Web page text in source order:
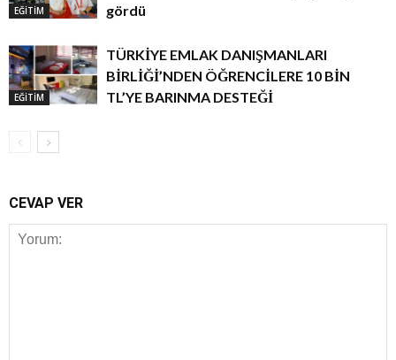
EĞİTİM
gördü
EĞİTİM
TÜRKİYE EMLAK DANIŞMANLARI
BİRLİĞİ’NDEN ÖĞRENCİLERE 10 BİN
TL’YE BARINMA DESTEĞİ
CEVAP VER